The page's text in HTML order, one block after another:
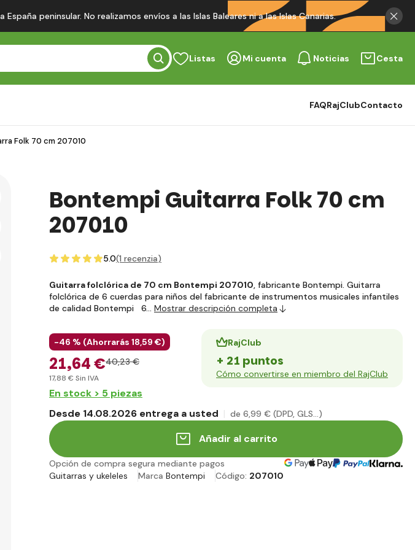
peninsular. No realizamos envíos a las Islas Baleares ni a las Islas Canarias.
Listas Mi cuenta Noticias Cesta
FAQRajClubContacto
Folk 70 cm 207010
Bontempi Guitarra Folk 70 cm
207010
5.0(1 recenzia)
Guitarra folclórica de 70 cm Bontempi 207010, fabricante Bontempi. Guitarra
folclórica de 6 cuerdas para niños del fabricante de instrumentos musicales infantiles
de calidad Bontempi 6… Mostrar descripción completa
-46 % (Ahorrarás 18,59 €)
21,64 €40,23 €
17,88 € Sin IVA
RajClub
+ 21 puntos
Cómo convertirse en miembro del RajClub
En stock > 5 piezas
Desde 14.08.2026 entrega a usted
de 6,99 € (DPD, GLS...)
Añadir al carrito
Opción de compra segura mediante pagos
Guitarras y ukeleles
Marca Bontempi Código: 207010